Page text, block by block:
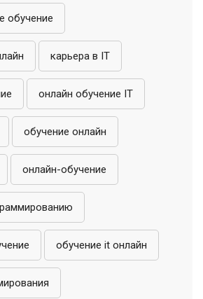
обучение
карьера в IT
онлайн обучение IT
обучение онлайн
онлайн-обучение
обучение it онлайн